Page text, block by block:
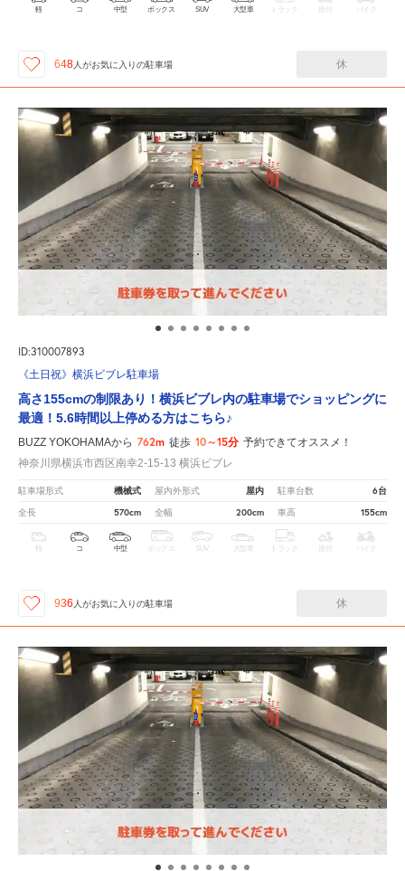
軽 コ 中型 ボックス SUV 大型車 トラック 原付 バイク
648 人がお気に入りの駐車場 休
ID:310007893
《土日祝》横浜ビブレ駐車場
高さ155cmの制限あり！横浜ビブレ内の駐車場でショッピングに
最適！5.6時間以上停める方はこちら♪
BUZZ YOKOHAMAから 762m 徒歩 10～15分 予約できてオススメ！
神奈川県横浜市西区南幸2-15-13 横浜ビブレ
駐車場形式 機械式 屋内外形式 屋内 駐車台数 6台
全長 570cm 全幅 200cm 車高 155cm
軽 コ 中型 ボックス SUV 大型車 トラック 原付 バイク
936 人がお気に入りの駐車場 休